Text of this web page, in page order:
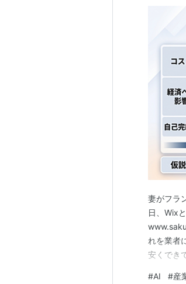
妻がフラ
日、Wix
れを業者
安くでき
#AI #産